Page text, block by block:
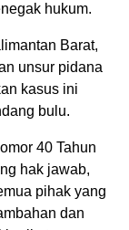
hukum.
Barat,
unsur pidana
kasus ini
bulu.
40 Tahun
hak jawab,
pihak yang
dan